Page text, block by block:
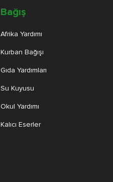
Bağış
Afrika Yardımı
Kurban Bağışı
Gıda Yardımları
Su Kuyusu
Okul Yardımı
Kalıcı Eserler